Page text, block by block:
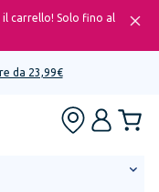
il carrello! Solo fino al
da 23,99€